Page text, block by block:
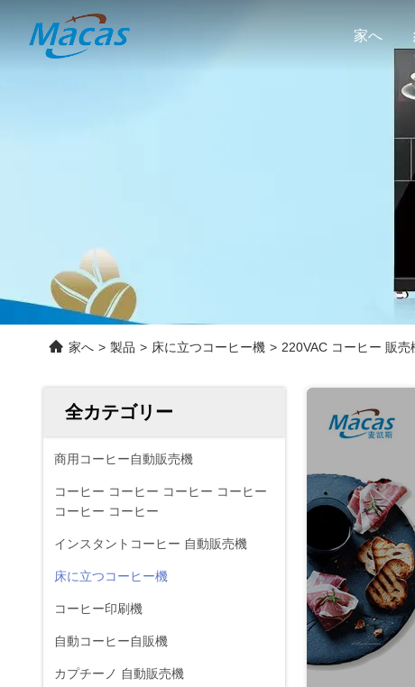
家へ
家へ > 製品 > 床に立つコーヒー機 > 220VAC コーヒー 販
全カテゴリー
商用コーヒー自動販売機
コーヒー コーヒー コーヒー コーヒー
コーヒー コーヒー
インスタントコーヒー 自動販売機
床に立つコーヒー機
コーヒー印刷機
自動コーヒー自販機
カプチーノ 自動販売機